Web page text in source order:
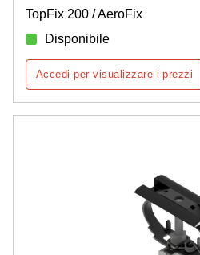
TopFix 200 / AeroFix
Disponibile
Accedi per visualizzare i prezzi